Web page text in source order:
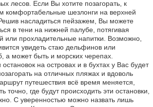
лесов. Если Вы хотите позагорать, к
комфортабельные шезлонги на верхней
насладиться пейзажем, Вы можете
в тени на нижней палубе, потягивая
или прохладительные напитки. Возможно,
увидеть стаю дельфинов или
а может быть и морских черепах.
на островах и в бухтах у Вас будет
на отличных пляжах и вдоволь
путешествия всё время меняется,
точно, где будут происходить эти остановки,
С уверенностью можно назвать лишь